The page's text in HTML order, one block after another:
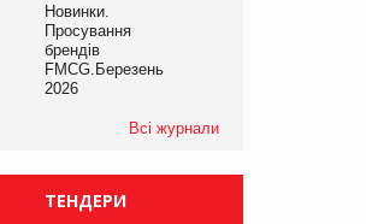
Новинки.
Просування
брендів
FMCG.Березень
2026
Всі журнали
ТЕНДЕРИ